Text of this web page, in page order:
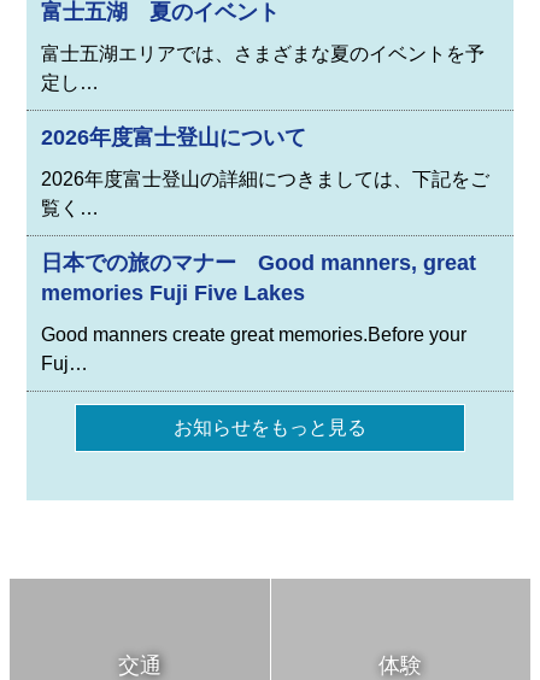
富士五湖 夏のイベント
富士五湖エリアでは、さまざまな夏のイベントを予
定し…
2026年度富士登山について
2026年度富士登山の詳細につきましては、下記をご
覧く…
日本での旅のマナー Good manners, great
memories Fuji Five Lakes
Good manners create great memories.Before your
Fuj…
お知らせをもっと見る
交通 体験